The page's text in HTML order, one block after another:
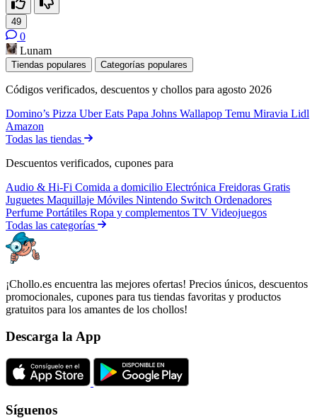
49
0
Lunam
Tiendas populares Categorías populares
Códigos verificados, descuentos y chollos para agosto 2026
Domino’s Pizza Uber Eats Papa Johns Wallapop Temu Miravia Lidl
Amazon
Todas las tiendas
Descuentos verificados, cupones para
Audio & Hi-Fi Comida a domicilio Electrónica Freidoras Gratis
Juguetes Maquillaje Móviles Nintendo Switch Ordenadores
Perfume Portátiles Ropa y complementos TV Videojuegos
Todas las categorías
¡Chollo.es encuentra las mejores ofertas! Precios únicos, descuentos
promocionales, cupones para tus tiendas favoritas y productos
gratuitos para los amantes de los chollos!
Descarga la App
Síguenos